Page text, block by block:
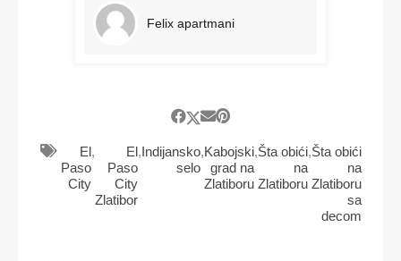
Felix apartmani
El
Paso
City
,
El
Paso
City
Zlatibor
,Indijansko
selo
,Kabojski
grad na
Zlatiboru
,Šta obići
na
Zlatiboru
,Šta obići
na
Zlatiboru
sa
decom